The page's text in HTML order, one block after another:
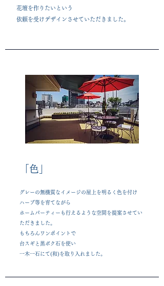
花壇を作りたいという
依頼を受けデザインさせていただきました。
​「色」
グレーの無機質なイメージの屋上を明るく色を付け
ハーブ等を育てながら
ホームパーティーも行えるような空間を提案させてい
ただきました。
もちろんワンポイントで
台スギと黒ボク石を使い
一木一石にて(和)を取り入れました。